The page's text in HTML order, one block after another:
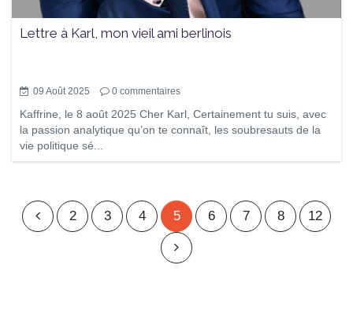
Lettre à Karl, mon vieil ami berlinois
09 Août 2025 0 commentaires
Kaffrine, le 8 août 2025 Cher Karl, Certainement tu suis, avec
la passion analytique qu’on te connaît, les soubresauts de la
vie politique sé...
2 3 4 5 6 7 8 12